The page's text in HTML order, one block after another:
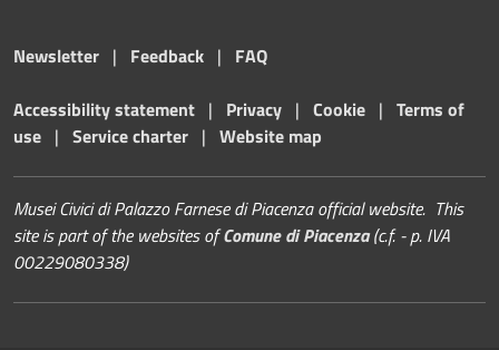
Newsletter | Feedback | FAQ
Accessibility statement | Privacy | Cookie | Terms of
use | Service charter | Website map
Musei Civici di Palazzo Farnese di Piacenza official website. This
site is part of the websites ofComune di Piacenza(c.f. - p. IVA
00229080338)